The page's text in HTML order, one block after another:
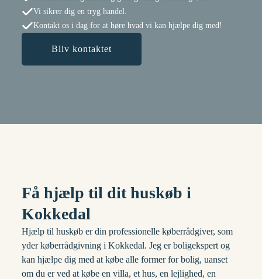
Vi sikrer dig en tryg handel.
Kontakt os i dag for at høre hvad vi kan hjælpe dig med!
Bliv kontaktet
Få hjælp til dit huskøb i
Kokkedal
Hjælp til huskøb er din professionelle køberrådgiver, som
yder køberrådgivning i Kokkedal. Jeg er boligekspert og
kan hjælpe dig med at købe alle former for bolig, uanset
om du er ved at købe en villa, et hus, en lejlighed, en